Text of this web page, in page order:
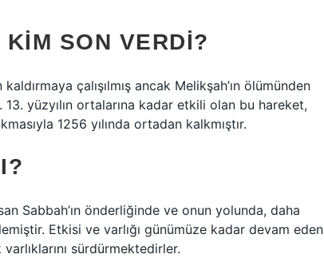
SON VERDI?
çalışılmış ancak Melikşah’ın ölümünden
13. yüzyılın ortalarına kadar etkili olan bu hareket,
1256 yılında ortadan kalkmıştır.
Sabbah’ın önderliğinde ve onun yolunda, daha
Etkisi ve varlığı günümüze kadar devam eden
sürdürmektedirler.